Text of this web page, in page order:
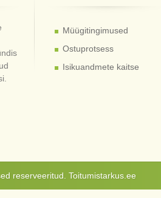
Müügitingimused
Ostuprotsess
Isikuandmete kaitse
reserveeritud. Toitumistarkus.ee